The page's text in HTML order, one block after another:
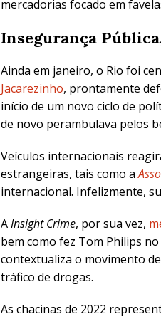
mercadorias focado em
Insegurança
Ainda em janeiro, o Rio foi
Jacarezinho, prontamente
início de um novo ciclo de
de novo perambulava pelos
Veículos internacionais
estrangeiras, tais como a
internacional. Infelizmente,
AInsight Crime, por sua vez,
bem como fez Tom Philips no
contextualiza o movimento de
tráfico de drogas.
As chacinas de 2022